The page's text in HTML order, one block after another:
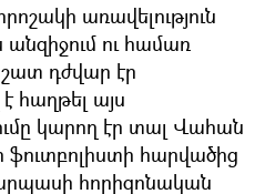
առավելություն
ու համառ
շատ դժվար էր
հաղթել այս
կարող էր տալ Վահան
ֆուտբոլիստի հարվածից
հորիզոնական